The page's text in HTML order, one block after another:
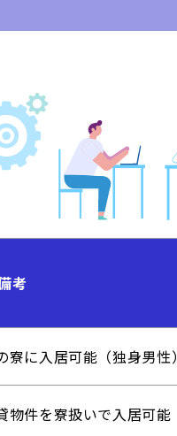
考
に入居可能（独身男性）
物件を寮扱いで入居可能